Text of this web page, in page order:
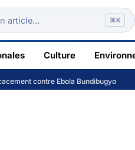
article… ⌘K
Culture
Ebola Bundibugyo